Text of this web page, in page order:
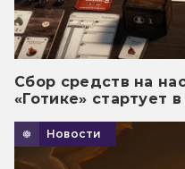
Сбор средств на
«Готике» стартует
Новости